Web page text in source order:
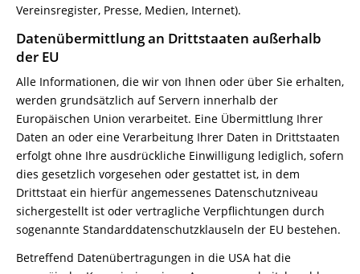
Vereinsregister, Presse, Medien, Internet).
Datenübermittlung an Drittstaaten außerhalb
der EU
Alle Informationen, die wir von Ihnen oder über Sie erhalten,
werden grundsätzlich auf Servern innerhalb der
Europäischen Union verarbeitet. Eine Übermittlung Ihrer
Daten an oder eine Verarbeitung Ihrer Daten in Drittstaaten
erfolgt ohne Ihre ausdrückliche Einwilligung lediglich, sofern
dies gesetzlich vorgesehen oder gestattet ist, in dem
Drittstaat ein hierfür angemessenes Datenschutzniveau
sichergestellt ist oder vertragliche Verpflichtungen durch
sogenannte Standarddatenschutzklauseln der EU bestehen.
Betreffend Datenübertragungen in die USA hat die